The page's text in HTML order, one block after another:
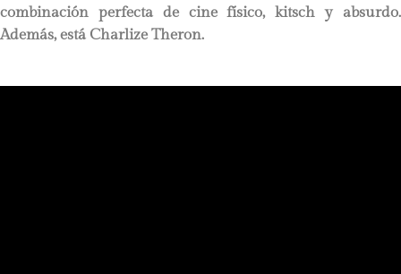
combinación perfecta de cine físico, kitsch y absurdo.
Además, está Charlize Theron.